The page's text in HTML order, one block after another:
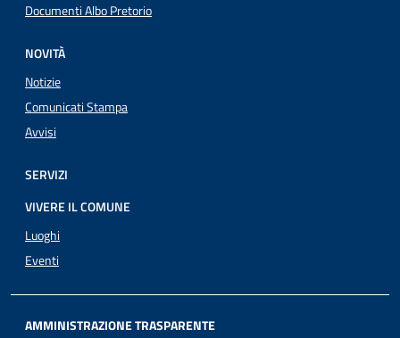
Documenti Albo Pretorio
NOVITÀ
Notizie
Comunicati Stampa
Avvisi
SERVIZI
VIVERE IL COMUNE
Luoghi
Eventi
AMMINISTRAZIONE TRASPARENTE